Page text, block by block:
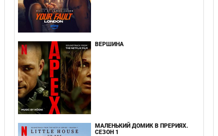
ВЕРШИНА
МАЛЕНЬКИЙ ДОМИК В ПРЕРИЯХ.
СЕЗОН 1